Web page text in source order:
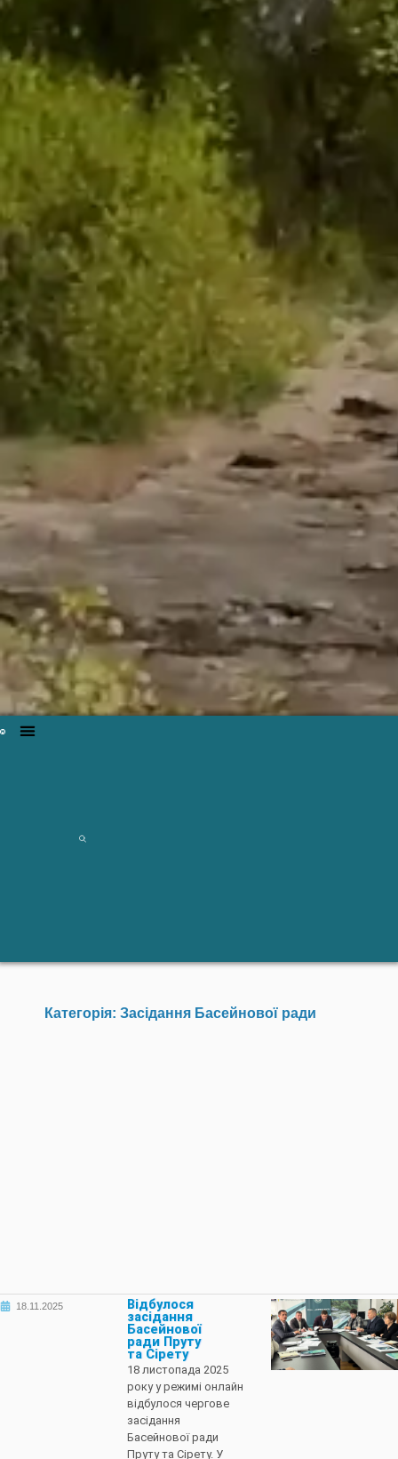
Категорія: Засідання Басейнової ради
18.11.2025
Відбулося
засідання
Басейнової
ради Пруту
та Сірету
18 листопада 2025
року у режимі онлайн
відбулося чергове
засідання
Басейнової ради
Пруту та Сірету. У